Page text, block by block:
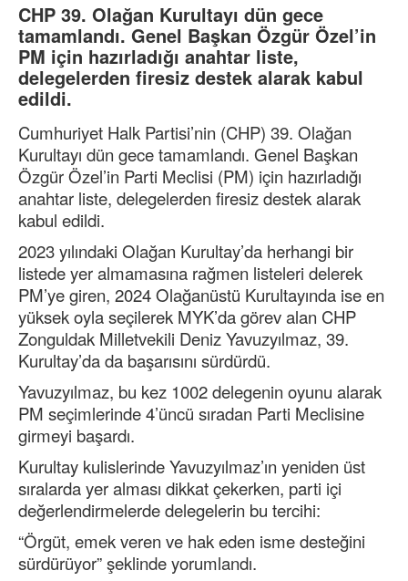
CHP 39. Olağan Kurultayı dün gece
tamamlandı. Genel Başkan Özgür Özel’in
PM için hazırladığı anahtar liste,
delegelerden firesiz destek alarak kabul
edildi.
Cumhuriyet Halk Partisi’nin (CHP) 39. Olağan
Kurultayı dün gece tamamlandı. Genel Başkan
Özgür Özel’in Parti Meclisi (PM) için hazırladığı
anahtar liste, delegelerden firesiz destek alarak
kabul edildi.
2023 yılındaki Olağan Kurultay’da herhangi bir
listede yer almamasına rağmen listeleri delerek
PM’ye giren, 2024 Olağanüstü Kurultayında ise en
yüksek oyla seçilerek MYK’da görev alan CHP
Zonguldak Milletvekili Deniz Yavuzyılmaz, 39.
Kurultay’da da başarısını sürdürdü.
Yavuzyılmaz, bu kez 1002 delegenin oyunu alarak
PM seçimlerinde 4’üncü sıradan Parti Meclisine
girmeyi başardı.
Kurultay kulislerinde Yavuzyılmaz’ın yeniden üst
sıralarda yer alması dikkat çekerken, parti içi
değerlendirmelerde delegelerin bu tercihi:
“Örgüt, emek veren ve hak eden isme desteğini
sürdürüyor” şeklinde yorumlandı.